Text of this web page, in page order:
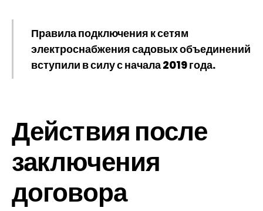
Правила подключения к сетям
электроснабжения садовых объединений
вступили в силу с начала 2019 года.
Действия после
заключения
договора